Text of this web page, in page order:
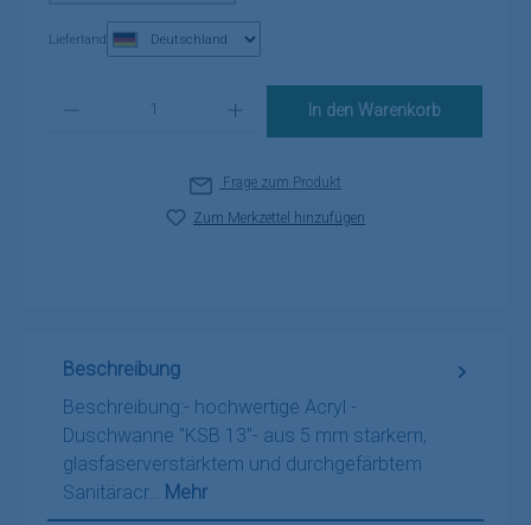
Lieferland
In den Warenkorb
Frage zum Produkt
Zum Merkzettel hinzufügen
Beschreibung
Beschreibung:- hochwertige Acryl -
Duschwanne "KSB 13"- aus 5 mm starkem,
glasfaserverstärktem und durchgefärbtem
Sanitäracr…
Mehr